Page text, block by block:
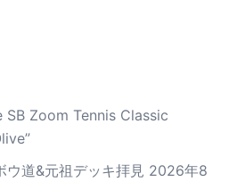
SB Zoom Tennis Classic
ウ道&元祖デッキ拝見 2026年8